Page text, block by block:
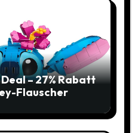
– 27% Rabatt
Flauscher